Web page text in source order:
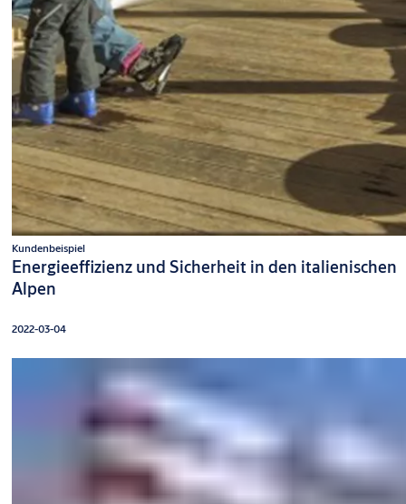
Kundenbeispiel
Energieeffizienz und Sicherheit in den italienischen
Alpen
2022-03-04